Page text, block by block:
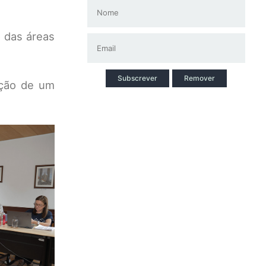
áreas
de um
Subscrever Remover